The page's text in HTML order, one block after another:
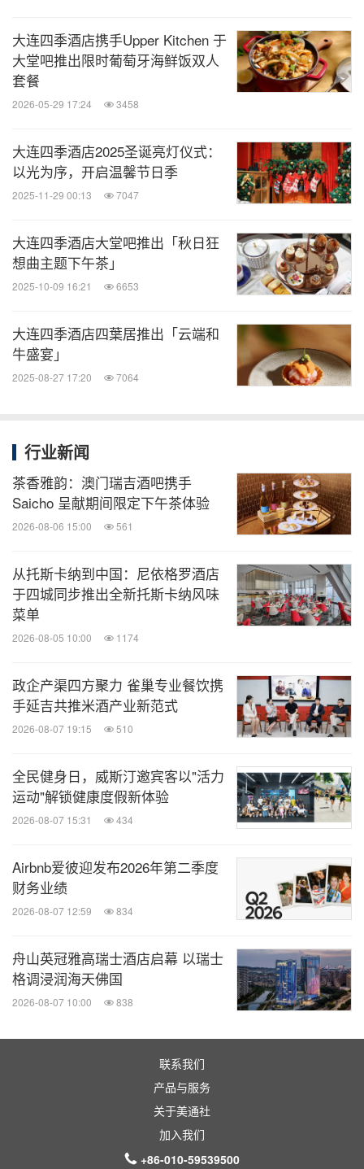
大连四季酒店携手Upper Kitchen 于
大堂吧推出限时葡萄牙海鲜饭双人
套餐
2026-05-29 17:24 3458
大连四季酒店2025圣诞亮灯仪式：
以光为序，开启温馨节日季
2025-11-29 00:13 7047
大连四季酒店大堂吧推出「秋日狂
想曲主题下午茶」
2025-10-09 16:21 6653
大连四季酒店四葉居推出「云端和
牛盛宴」
2025-08-27 17:20 7064
行业新闻
茶香雅韵：澳门瑞吉酒吧携手
Saicho 呈献期间限定下午茶体验
2026-08-06 15:00 561
从托斯卡纳到中国：尼依格罗酒店
于四城同步推出全新托斯卡纳风味
菜单
2026-08-05 10:00 1174
政企产渠四方聚力 雀巢专业餐饮携
手延吉共推米酒产业新范式
2026-08-07 19:15 510
全民健身日，威斯汀邀宾客以"活力
运动"解锁健康度假新体验
2026-08-07 15:31 434
Airbnb爱彼迎发布2026年第二季度
财务业绩
2026-08-07 12:59 834
舟山英冠雅高瑞士酒店启幕 以瑞士
格调浸润海天佛国
2026-08-07 10:00 838
联系我们
产品与服务
关于美通社
加入我们
+86-010-59539500